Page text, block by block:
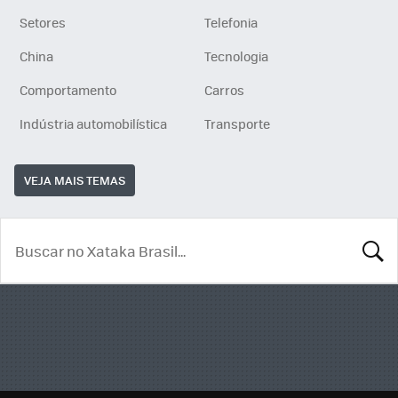
Setores
Telefonia
China
Tecnologia
Comportamento
Carros
Indústria automobilística
Transporte
VEJA MAIS TEMAS